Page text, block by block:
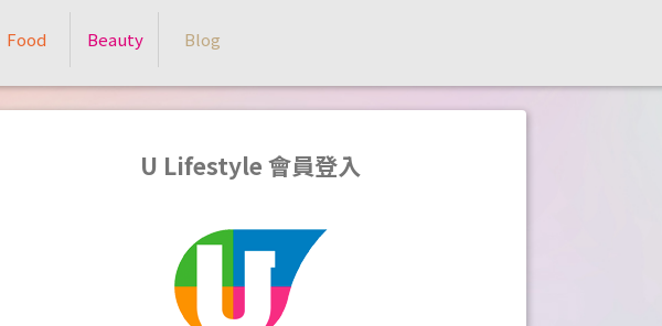
Food Beauty Blog
U Lifestyle 會員登入